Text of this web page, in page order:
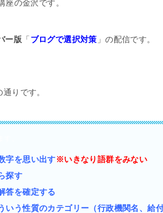
座の金沢です。
ー版 「 ブログで選択対策 」の配信です。
りです。
字を思い出す※いきなり語群をみない
探す
答を確定する
いう性質のカテゴリー（行政機関名、給